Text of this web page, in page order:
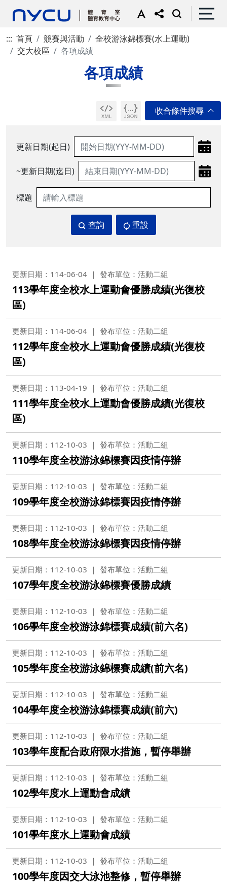
::: 首頁 競賽與活動
全校游泳錦標賽(水上運動)
交大校區
各項成績
各項成績
更新日期(起日)
~更新日期(迄日)
標題
查詢 重設
更新日期：114-06-04 發布單位：活動二組
113學年度全校水上運動會優勝成績(光復校
區)
更新日期：114-06-04 發布單位：活動二組
112學年度全校水上運動會優勝成績(光復校
區)
更新日期：113-04-19 發布單位：活動二組
111學年度全校水上運動會優勝成績(光復校
區)
更新日期：112-10-03 發布單位：活動二組
110學年度全校游泳錦標賽因疫情停辦
更新日期：112-10-03 發布單位：活動二組
109學年度全校游泳錦標賽因疫情停辦
更新日期：112-10-03 發布單位：活動二組
108學年度全校游泳錦標賽因疫情停辦
更新日期：112-10-03 發布單位：活動二組
107學年度全校游泳錦標賽優勝成績
更新日期：112-10-03 發布單位：活動二組
106學年度全校游泳錦標賽成績(前六名)
更新日期：112-10-03 發布單位：活動二組
105學年度全校游泳錦標賽成績(前六名)
更新日期：112-10-03 發布單位：活動二組
104學年度全校游泳錦標賽成績(前六)
更新日期：112-10-03 發布單位：活動二組
103學年度配合政府限水措施，暫停舉辦
更新日期：112-10-03 發布單位：活動二組
102學年度水上運動會成績
更新日期：112-10-03 發布單位：活動二組
101學年度水上運動會成績
更新日期：112-10-03 發布單位：活動二組
100學年度因交大泳池整修，暫停舉辦